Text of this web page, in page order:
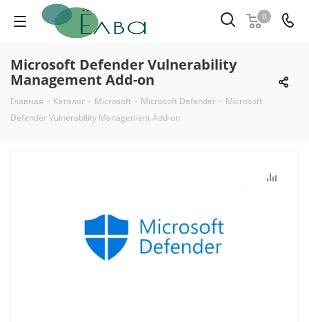
0
Microsoft Defender Vulnerability
Management Add-on
Главная - Каталог - Microsoft - Microsoft Defender - Microsoft
Defender Vulnerability Management Add-on